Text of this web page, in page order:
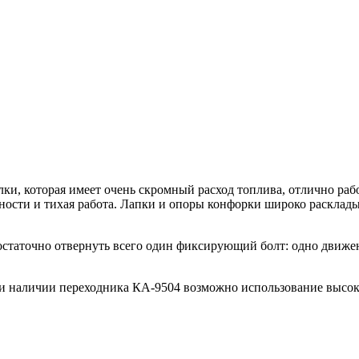
которая имеет очень скромный расход топлива, отлично
и тихая работа. Лапки и опоры конфорки широко
отвернуть всего один фиксирующий болт: одно
переходника КА-9504 возможно использование